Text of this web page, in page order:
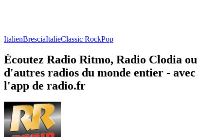
ItalienBresciaItalieClassic RockPop
Écoutez Radio Ritmo, Radio Clodia ou
d'autres radios du monde entier - avec
l'app de radio.fr